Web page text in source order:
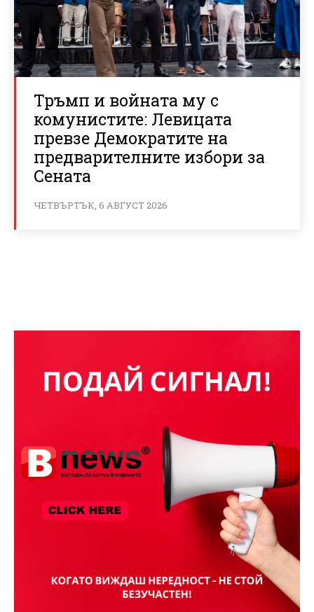
Тръмп и войната му с
комунистите: Левицата
превзе Демократите на
предварителните избори за
Сената
ЧЕТВЪРТЪК, 6 АВГУСТ 2026